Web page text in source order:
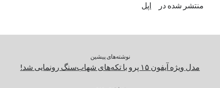
آگوست 2023
دسته‌ها
منتشر شده در اپل
نوشته‌های پیشین
مدل ویژه آیفون ۱۵ پرو با تکه‌های شهاب‌سنگ رونمایی شد!